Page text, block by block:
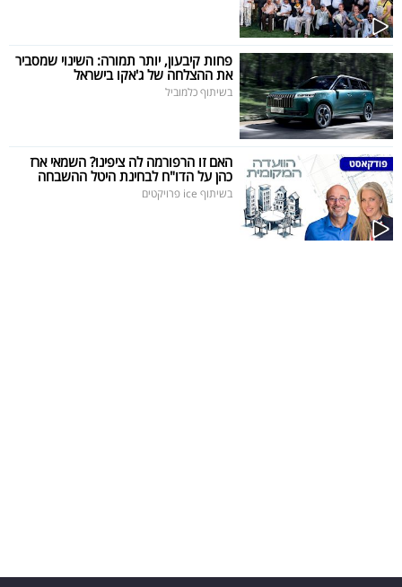
פחות קיבעון, יותר תמורה: השינוי שמסביר
את ההצלחה של ג'אקו בישראל
בשיתוף כלמוביל
האם זו הרפורמה לה ציפינו? השמאי ארז
כהן על הדו"ח לבחינת היטל ההשבחה
בשיתוף ice פרויקטים